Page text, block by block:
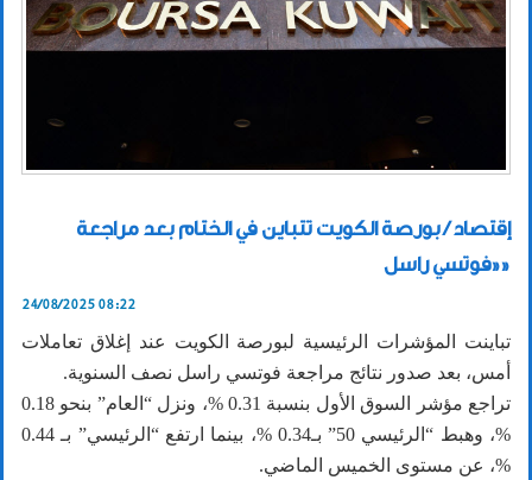
إقتصاد / بورصة الكويت تتباين في الختام بعد مراجعة
«فوتسي راسل»
24/08/2025 08:22
تباينت المؤشرات الرئيسية لبورصة الكويت عند إغلاق تعاملات
أمس، بعد صدور نتائج مراجعة فوتسي راسل نصف السنوية.
تراجع مؤشر السوق الأول بنسبة 0.31 %، ونزل “العام” بنحو 0.18
%، وهبط “الرئيسي 50” بـ0.34 %، بينما ارتفع “الرئيسي” بـ 0.44
%، عن مستوى الخميس الماضي.